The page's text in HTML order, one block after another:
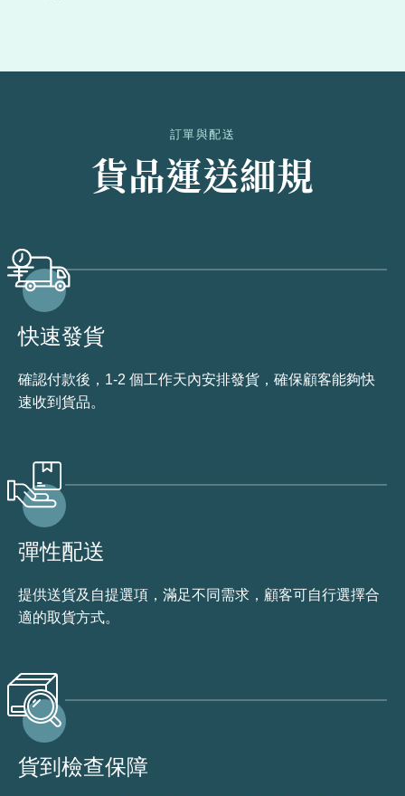
訂單與配送
貨品運送細規
快速發貨
確認付款後，1-2 個工作天內安排發貨，確保顧客能夠快
速收到貨品。
彈性配送
提供送貨及自提選項，滿足不同需求，顧客可自行選擇合
適的取貨方式。
貨到檢查保障